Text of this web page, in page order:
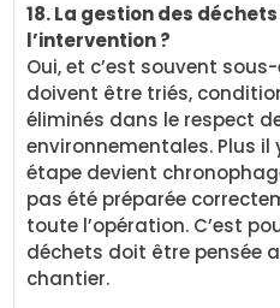
18. La gestion des
l’intervention ?
Oui, et c’est souvent
doivent être triés,
éliminés dans le respect
environnementales. Plus
étape devient
pas été préparée
toute l’opération. C’est
déchets doit être pensée
chantier.